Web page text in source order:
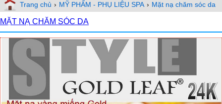
Trang chủ › MỸ PHẨM - PHỤ LIỆU SPA › Mặt nạ chăm sóc da
MẶT NẠ CHĂM SÓC DA